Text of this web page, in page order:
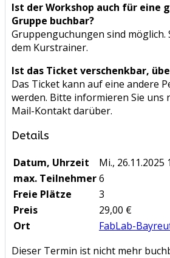
Ist der Workshop auch für eine
Gruppe buchbar?
Gruppenguchungen sind möglich.
dem Kurstrainer.
Ist das Ticket verschenkbar,
Das Ticket kann auf eine andere
werden. Bitte informieren Sie uns
Mail-Kontakt darüber.
Details
Datum, Uhrzeit
Mi., 26.11.2025
max. Teilnehmer6
Freie Plätze
3
Preis
29,00 €
Ort
FabLab-
Dieser Termin ist nicht mehr